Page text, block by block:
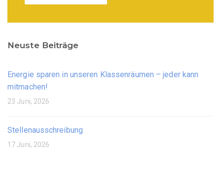
Neuste Beiträge
Energie sparen in unseren Klassenräumen – jeder kann
mitmachen!
23 Juni, 2026
Stellenausschreibung
17 Juni, 2026